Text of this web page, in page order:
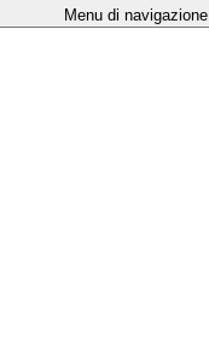
Menu di navigazione